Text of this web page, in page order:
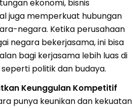
ekonomi, bisnis
juga memperkuat hubungan
negara. Ketika perusahaan
negara bekerjasama, ini bisa
bagi kerjasama lebih luas di
seperti politik dan budaya.
Keunggulan Kompetitif
punya keunikan dan kekuatan